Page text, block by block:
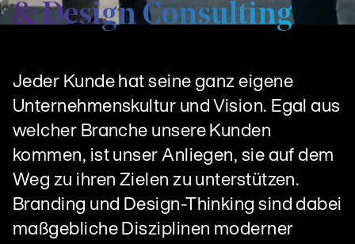
& Design Consulting
Jeder Kunde hat seine ganz eigene
Unternehmenskultur und Vision. Egal aus
welcher Branche unsere Kunden
kommen, ist unser Anliegen, sie auf dem
Weg zu ihren Zielen zu unterstützen.
Branding und Design-Thinking sind dabei
maßgebliche Disziplinen moderner